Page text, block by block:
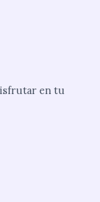
en tu